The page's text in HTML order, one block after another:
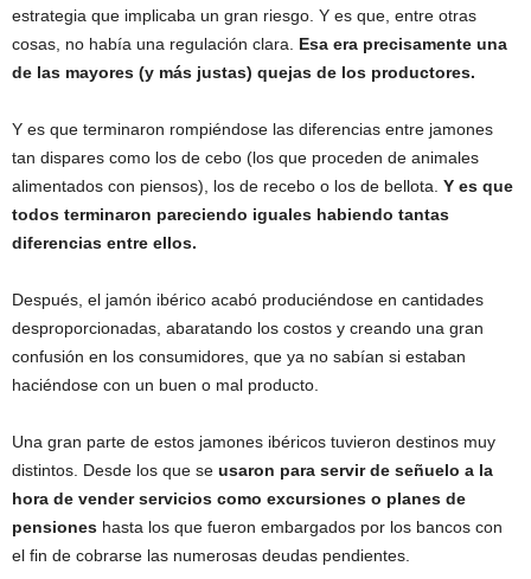
estrategia que implicaba un gran riesgo. Y es que, entre otras
cosas, no había una regulación clara. Esa era precisamente una
de las mayores (y más justas) quejas de los productores.
Y es que terminaron rompiéndose las diferencias entre jamones
tan dispares como los de cebo (los que proceden de animales
alimentados con piensos), los de recebo o los de bellota. Y es que
todos terminaron pareciendo iguales habiendo tantas
diferencias entre ellos.
Después, el jamón ibérico acabó produciéndose en cantidades
desproporcionadas, abaratando los costos y creando una gran
confusión en los consumidores, que ya no sabían si estaban
haciéndose con un buen o mal producto.
Una gran parte de estos jamones ibéricos tuvieron destinos muy
distintos. Desde los que se usaron para servir de señuelo a la
hora de vender servicios como excursiones o planes de
pensiones hasta los que fueron embargados por los bancos con
el fin de cobrarse las numerosas deudas pendientes.